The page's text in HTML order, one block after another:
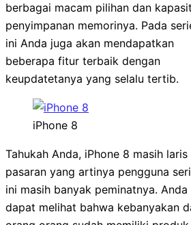
berbagai macam pilihan dan
penyimpanan memorinya. Pada
ini Anda juga akan mendapatkan
beberapa fitur terbaik dengan
keupdatetanya yang selalu tertib.
iPhone 8
Tahukah Anda, iPhone 8 masih laris
pasaran yang artinya pengguna
ini masih banyak peminatnya. Anda
dapat melihat bahwa kebanyakan